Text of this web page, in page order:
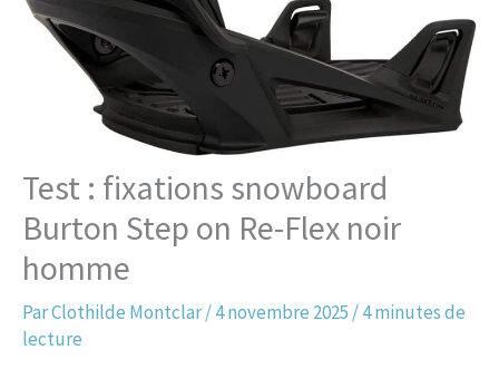
Test : fixations snowboard
Burton Step on Re-Flex noir
homme
ParClothilde Montclar/4 novembre 2025/4 minutes de
lecture